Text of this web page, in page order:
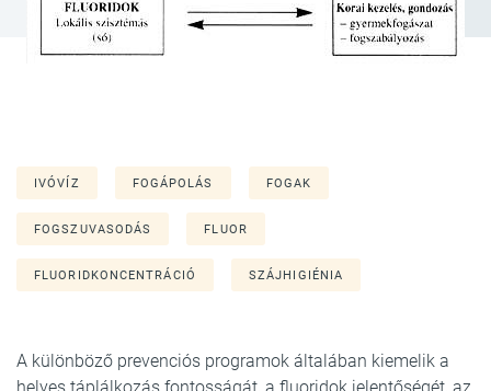
IVÓVÍZ FOGÁPOLÁS FOGAK
FOGSZUVASODÁS FLUOR
FLUORIDKONCENTRÁCIÓ SZÁJHIGIÉNIA
A különböző prevenciós programok általában kiemelik a